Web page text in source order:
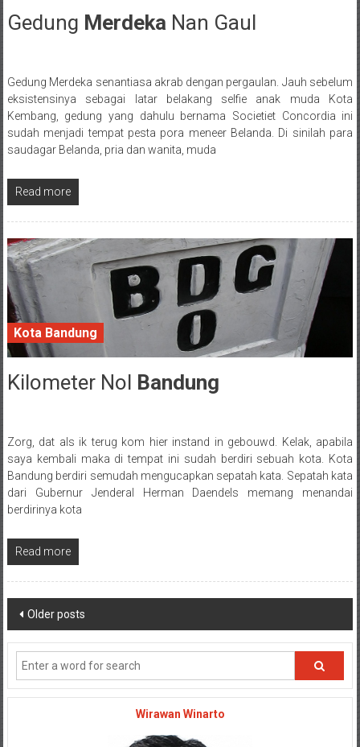
22 September 2016
Gedung Merdeka Nan Gaul
Posted By: wirawan
Gedung Merdeka senantiasa akrab dengan pergaulan. Jauh sebelum
eksistensinya sebagai latar belakang selfie anak muda Kota
Kembang, gedung yang dahulu bernama Societiet Concordia ini
sudah menjadi tempat pesta pora meneer Belanda. Di sinilah para
saudagar Belanda, pria dan wanita, muda
Read more
Kota Bandung
21 September 2016
Kilometer Nol Bandung
Posted By: wirawan
Zorg, dat als ik terug kom hier instand in gebouwd. Kelak, apabila
saya kembali maka di tempat ini sudah berdiri sebuah kota. Kota
Bandung berdiri semudah mengucapkan sepatah kata. Sepatah kata
dari Gubernur Jenderal Herman Daendels memang menandai
berdirinya kota
Read more
Posts navigation
Older posts
Wirawan Winarto